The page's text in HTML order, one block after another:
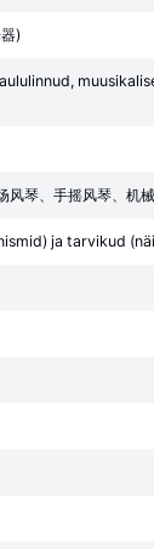
)
琴、手摇风琴、机
ja tarvikud